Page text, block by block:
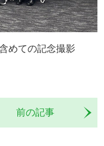
めての記念撮影
前の記事